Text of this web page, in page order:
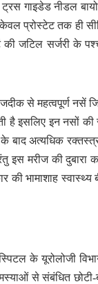
गाइडेड नीडल
प्रोस्टेट तक ही
की जटिल सर्जरी के
से महत्वपूर्ण नसें
है इसलिए इन नसों की
अत्यधिक
इस मरीज की दुबारा
भामाशाह स्वास्थ्य
के यूरोलोजी
से संबंधित छोटी-